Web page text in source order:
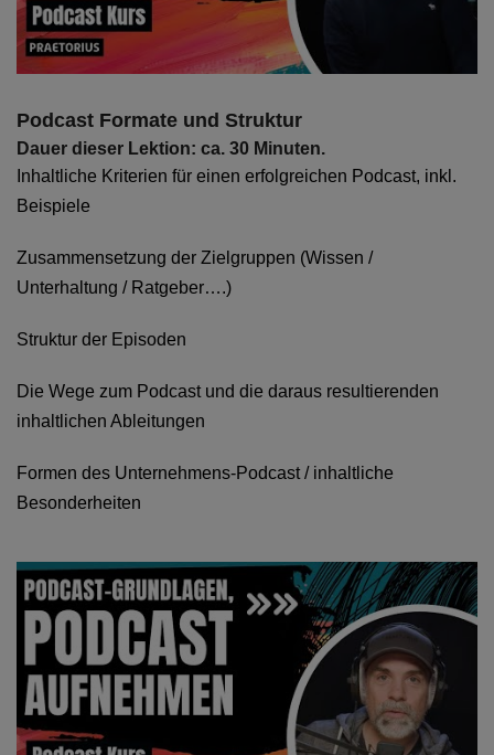
Podcast Formate und Struktur
Dauer dieser Lektion: ca. 30 Minuten.
Inhaltliche Kriterien für einen erfolgreichen Podcast, inkl.
Beispiele
Zusammensetzung der Zielgruppen (Wissen /
Unterhaltung / Ratgeber….)
Struktur der Episoden
Die Wege zum Podcast und die daraus resultierenden
inhaltlichen Ableitungen
Formen des Unternehmens-Podcast / inhaltliche
Besonderheiten